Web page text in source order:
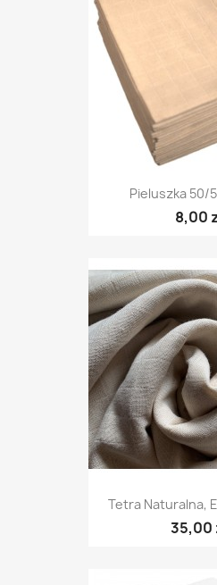
Pieluszka 50/
8,00
Tetra Naturalna,
35,00